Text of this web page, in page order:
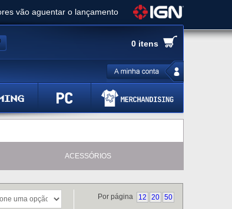
vão aguentar o lançamento
e vai receber novo conteúdo
Ghost of Yotei - Análise
Delta: Snake Eater - Análise
livestream para o Fallout Day
0 itens
ACESSÓRIOS
Por página 12 20 50